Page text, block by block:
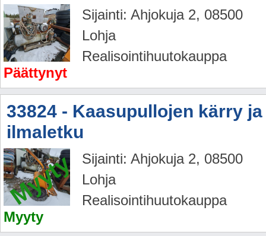
Sijainti: Ahjokuja 2, 08500
Lohja
Realisointihuutokauppa
Päättynyt
33824 - Kaasupullojen kärry ja
ilmaletku
Myyty
Sijainti: Ahjokuja 2, 08500
Lohja
Realisointihuutokauppa
Myyty